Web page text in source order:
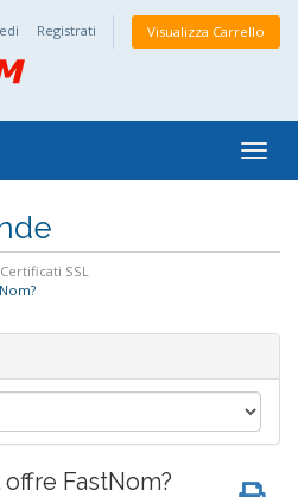
Registrati Visualizza Carrello
Certificati SSL
FastNom?